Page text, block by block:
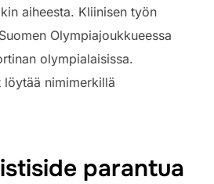
aiheesta. Kliinisen työn
Olympiajoukkueessa
olympialaisissa.
löytää nimimerkillä
parantua